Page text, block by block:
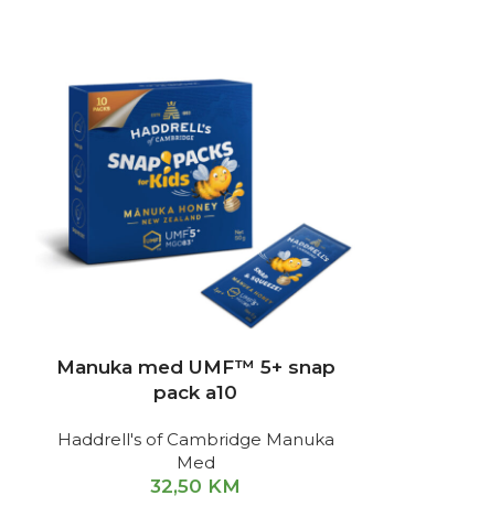
Manuka med UMF™ 5+ snap
pack a10
Haddrell's of Cambridge Manuka
Med
32,50 KM